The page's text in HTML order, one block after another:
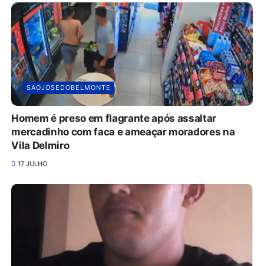
SAOJOSEDOBELMONTE
Homem é preso em flagrante após assaltar
mercadinho com faca e ameaçar moradores na
Vila Delmiro
17 JULHO